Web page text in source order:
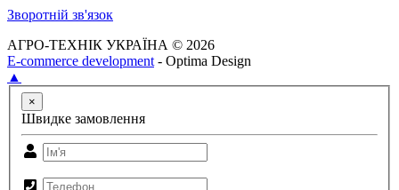
Зворотній зв'язок
АГРО-ТЕХНІК УКРАЇНА © 2026
E-commerce development - Optima Design
▲
×
Швидке замовлення